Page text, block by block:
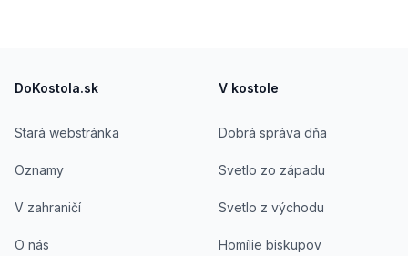
DoKostola.sk
Stará webstránka
Oznamy
V zahraničí
O nás
V kostole
Dobrá správa dňa
Svetlo zo západu
Svetlo z východu
Homílie biskupov